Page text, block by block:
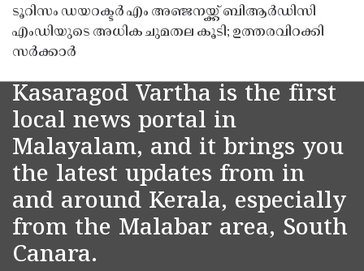
ടൂറിസം ഡയറക്ടർ എം അഞ്ജനയ്ക്ക് ബിആർഡിസി
എംഡിയുടെ അധിക ചുമതല കൂടി; ഉത്തരവിറക്കി
സർക്കാർ
Kasaragod Vartha is the first
local news portal in
Malayalam, and it brings you
the latest updates from in
and around Kerala, especially
from the Malabar area, South
Canara.